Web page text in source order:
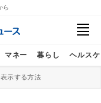
ら
マネー 暮らし ヘルス
示する方法